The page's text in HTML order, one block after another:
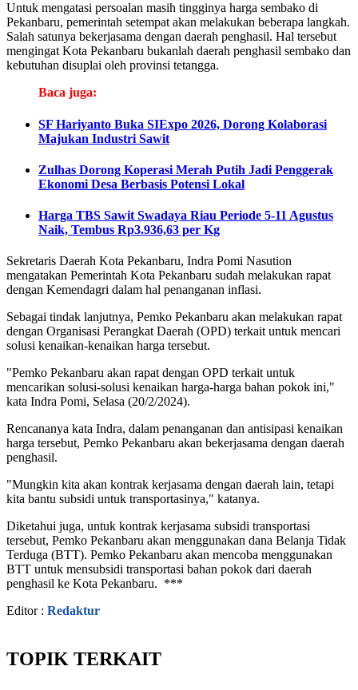
Untuk mengatasi persoalan masih tingginya harga sembako di
Pekanbaru, pemerintah setempat akan melakukan beberapa langkah.
Salah satunya bekerjasama dengan daerah penghasil. Hal tersebut
mengingat Kota Pekanbaru bukanlah daerah penghasil sembako dan
kebutuhan disuplai oleh provinsi tetangga.
Baca juga:
SF Hariyanto Buka SIExpo 2026, Dorong Kolaborasi
Majukan Industri Sawit
Zulhas Dorong Koperasi Merah Putih Jadi Penggerak
Ekonomi Desa Berbasis Potensi Lokal
Harga TBS Sawit Swadaya Riau Periode 5-11 Agustus
Naik, Tembus Rp3.936,63 per Kg
Sekretaris Daerah Kota Pekanbaru, Indra Pomi Nasution
mengatakan Pemerintah Kota Pekanbaru sudah melakukan rapat
dengan Kemendagri dalam hal penanganan inflasi.
Sebagai tindak lanjutnya, Pemko Pekanbaru akan melakukan rapat
dengan Organisasi Perangkat Daerah (OPD) terkait untuk mencari
solusi kenaikan-kenaikan harga tersebut.
"Pemko Pekanbaru akan rapat dengan OPD terkait untuk
mencarikan solusi-solusi kenaikan harga-harga bahan pokok ini,"
kata Indra Pomi, Selasa (20/2/2024).
Rencananya kata Indra, dalam penanganan dan antisipasi kenaikan
harga tersebut, Pemko Pekanbaru akan bekerjasama dengan daerah
penghasil.
"Mungkin kita akan kontrak kerjasama dengan daerah lain, tetapi
kita bantu subsidi untuk transportasinya," katanya.
Diketahui juga, untuk kontrak kerjasama subsidi transportasi
tersebut, Pemko Pekanbaru akan menggunakan dana Belanja Tidak
Terduga (BTT). Pemko Pekanbaru akan mencoba menggunakan
BTT untuk mensubsidi transportasi bahan pokok dari daerah
penghasil ke Kota Pekanbaru. ***
Editor : Redaktur
TOPIK TERKAIT